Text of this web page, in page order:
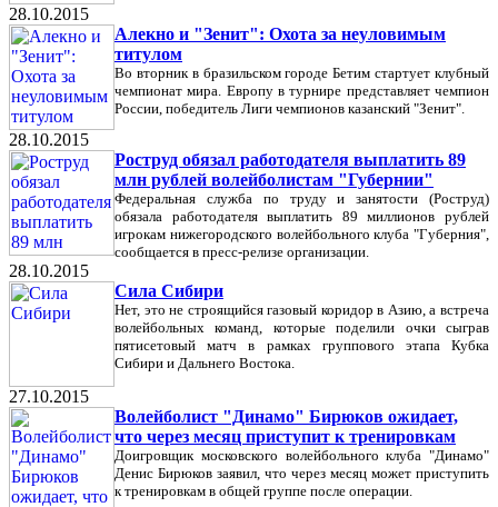
28.10.2015
Алекно и "Зенит": Охота за неуловимым
титулом
Во вторник в бразильском городе Бетим стартует клубный
чемпионат мира. Европу в турнире представляет чемпион
России, победитель Лиги чемпионов казанский "Зенит".
28.10.2015
Роструд обязал работодателя выплатить 89
млн рублей волейболистам "Губернии"
Федеральная служба по труду и занятости (Роструд)
обязала работодателя выплатить 89 миллионов рублей
игрокам нижегородского волейбольного клуба "Губерния",
сообщается в пресс-релизе организации.
28.10.2015
Сила Сибири
Нет, это не строящийся газовый коридор в Азию, а встреча
волейбольных команд, которые поделили очки сыграв
пятисетовый матч в рамках группового этапа Кубка
Сибири и Дальнего Востока.
27.10.2015
Волейболист "Динамо" Бирюков ожидает,
что через месяц приступит к тренировкам
Доигровщик московского волейбольного клуба "Динамо"
Денис Бирюков заявил, что через месяц может приступить
к тренировкам в общей группе после операции.